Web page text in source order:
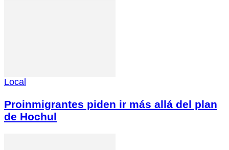
Local
Proinmigrantes piden ir más allá del plan
de Hochul